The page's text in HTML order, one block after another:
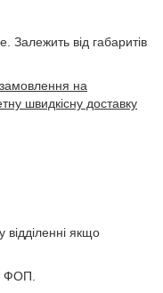
Залежить від габаритів
на
швидкісну доставку
якщо
ФОП.